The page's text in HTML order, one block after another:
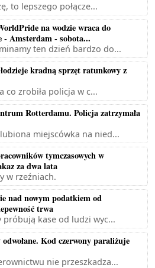
to lepszego połącze...
na wodzie wraca do
- Amsterdam - sobota...
ten dzień bardzo do...
kradną sprzęt ratunkowy z
co zrobiła policja w c...
Rotterdamu. Policja zatrzymała
miejscówka na nied...
tymczasowych w
za dwa lata
w rzeźniach.
nad nowym podatkiem od
trwa
próbują kase od ludzi wyc...
Kod czerwony paraliżuje
nie przeszkadza...